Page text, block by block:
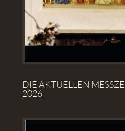
DIE AKTUELLEN
2026